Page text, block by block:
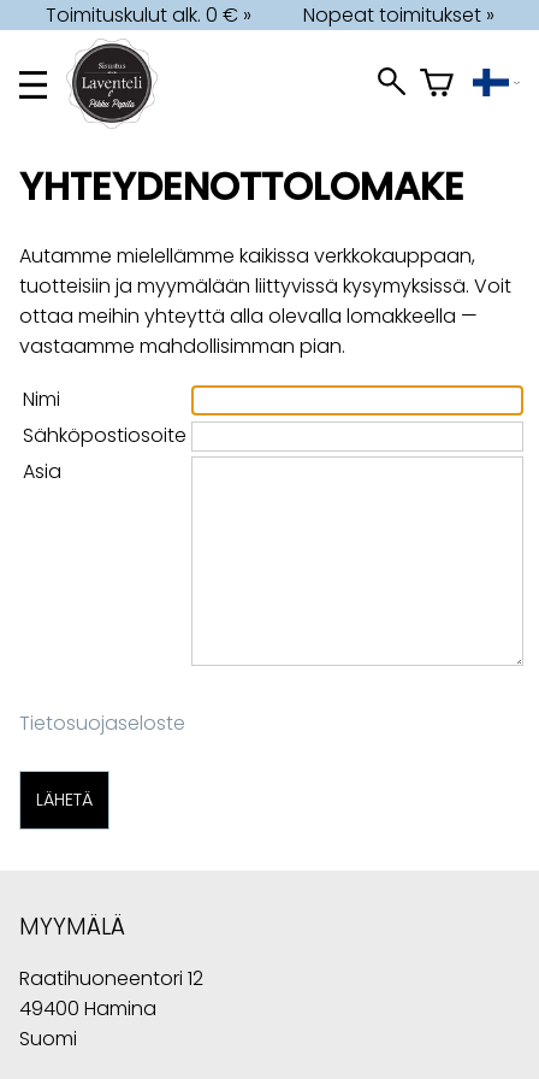
Toimituskulut alk. 0 € » Nopeat toimitukset »
YHTEYDENOTTOLOMAKE
Autamme mielellämme kaikissa verkkokauppaan,
tuotteisiin ja myymälään liittyvissä kysymyksissä. Voit
ottaa meihin yhteyttä alla olevalla lomakkeella —
vastaamme mahdollisimman pian.
Nimi
Sähköpostiosoite
Asia
Tietosuojaseloste
MYYMÄLÄ
Raatihuoneentori 12
49400 Hamina
Suomi